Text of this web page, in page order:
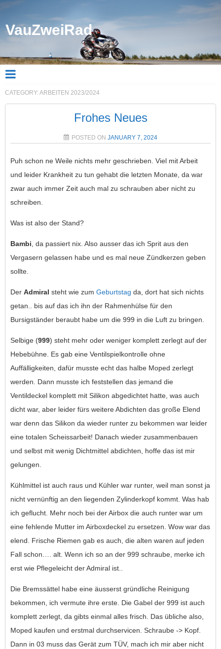
VauZweiRad
CATEGORY: ARBEITEN 2023/2024
Frohes Neues
POSTED ON JANUARY 7, 2024
Puh schon ne Weile nichts mehr geschrieben. Viel mit Arbeit
und leider Krankheit zu tun gehabt die letzten Monate, da war
zwar auch immer Zeit auch mal zu schrauben aber nicht zu
schreiben.
Was ist also der Stand?
Bambi, da passiert nix. Also ausser das ich Sprit aus den
Vergasern gelassen habe und es mal neue Zündkerzen geben
sollte.
Der Admiral steht wie zum Geburtstag da, dort hat sich nichts
getan.. bis auf das ich ihn der Rahmenhülse für den
Bursigständer beraubt habe um die 999 in die Luft zu bringen.
Selbige (999) steht mehr oder weniger komplett zerlegt auf der
Hebebühne. Es gab eine Ventilspielkontrolle ohne
Auffälligkeiten, dafür musste echt das halbe Moped zerlegt
werden. Dann musste ich feststellen das jemand die
Ventildeckel komplett mit Silikon abgedichtet hatte, was auch
dicht war, aber leider fürs weitere Abdichten das große Elend
war denn das Silikon da wieder runter zu bekommen war leider
eine totalen Scheissarbeit! Danach wieder zusammenbauen
und selbst mit wenig Dichtmittel abdichten, hoffe das ist mir
gelungen.
Kühlmittel ist auch raus und Kühler war runter, weil man sonst ja
nicht vernünftig an den liegenden Zylinderkopf kommt. Was hab
ich geflucht. Mehr noch bei der Airbox die auch runter war um
eine fehlende Mutter im Airboxdeckel zu ersetzen. Wow war das
elend. Frische Riemen gab es auch, die alten waren auf jeden
Fall schon…. alt. Wenn ich so an der 999 schraube, merke ich
erst wie Pflegeleicht der Admiral ist..
Die Bremssättel habe eine äusserst gründliche Reinigung
bekommen, ich vermute ihre erste. Die Gabel der 999 ist auch
komplett zerlegt, da gibts einmal alles frisch. Das übliche also,
Moped kaufen und erstmal durchservicen. Schraube -> Kopf.
Dann in 03 muss das Gerät zum TÜV, mach ich mir aber nicht